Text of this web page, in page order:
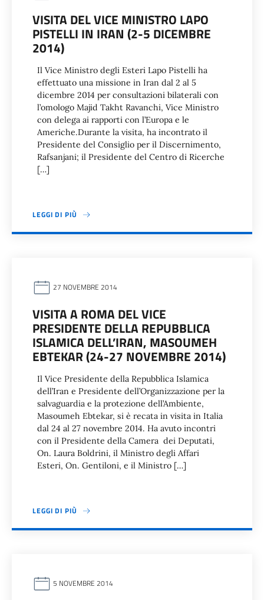
VISITA DEL VICE MINISTRO LAPO
PISTELLI IN IRAN (2-5 DICEMBRE
2014)
Il Vice Ministro degli Esteri Lapo Pistelli ha
effettuato una missione in Iran dal 2 al 5
dicembre 2014 per consultazioni bilaterali con
l’omologo Majid Takht Ravanchi, Vice Ministro
con delega ai rapporti con l’Europa e le
Americhe.Durante la visita, ha incontrato il
Presidente del Consiglio per il Discernimento,
Rafsanjani; il Presidente del Centro di Ricerche
[…]
LEGGI DI PIÙ
27 NOVEMBRE 2014
VISITA A ROMA DEL VICE
PRESIDENTE DELLA REPUBBLICA
ISLAMICA DELL’IRAN, MASOUMEH
EBTEKAR (24-27 NOVEMBRE 2014)
Il Vice Presidente della Repubblica Islamica
dell’Iran e Presidente dell’Organizzazione per la
salvaguardia e la protezione dell’Ambiente,
Masoumeh Ebtekar, si è recata in visita in Italia
dal 24 al 27 novembre 2014. Ha avuto incontri
con il Presidente della Camera dei Deputati,
On. Laura Boldrini, il Ministro degli Affari
Esteri, On. Gentiloni, e il Ministro […]
LEGGI DI PIÙ
5 NOVEMBRE 2014